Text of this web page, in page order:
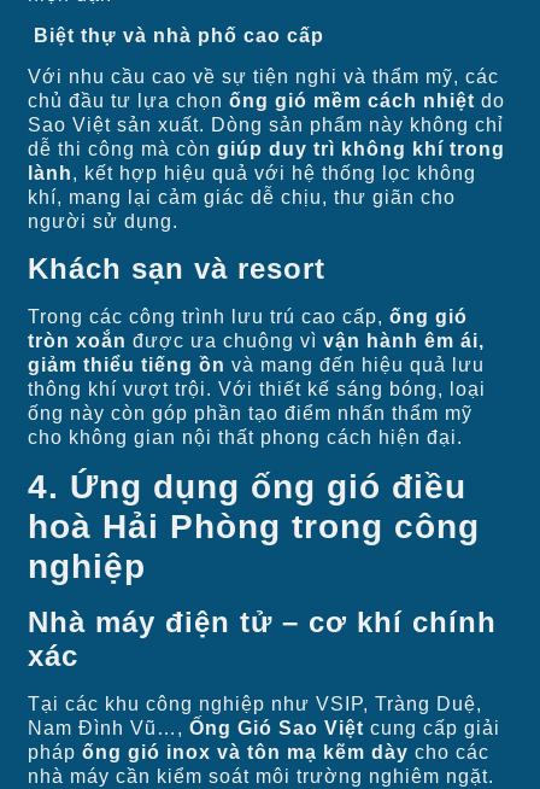
Biệt thự và nhà phố cao cấp
Với nhu cầu cao về sự tiện nghi và thẩm mỹ, các
chủ đầu tư lựa chọnống gió mềm cách nhiệt do
Sao Việt sản xuất. Dòng sản phẩm này không chỉ
dễ thi công mà còngiúp duy trì không khí trong
lành, kết hợp hiệu quả với hệ thống lọc không
khí, mang lại cảm giác dễ chịu, thư giãn cho
người sử dụng.
Khách sạn và resort
Trong các công trình lưu trú cao cấp,ống gió
tròn xoắn được ưa chuộng vìvận hành êm ái,
giảm thiểu tiếng ồn và mang đến hiệu quả lưu
thông khí vượt trội. Với thiết kế sáng bóng, loại
ống này còn góp phần tạo điểm nhấn thẩm mỹ
cho không gian nội thất phong cách hiện đại.
4. Ứng dụng ống gió điều
hoà Hải Phòng trong công
nghiệp
Nhà máy điện tử – cơ khí chính
xác
Tại các khu công nghiệp như VSIP, Tràng Duệ,
Nam Đình Vũ…,Ống Gió Sao Việt cung cấp giải
phápống gió inox và tôn mạ kẽm dày cho các
nhà máy cần kiểm soát môi trường nghiêm ngặt.